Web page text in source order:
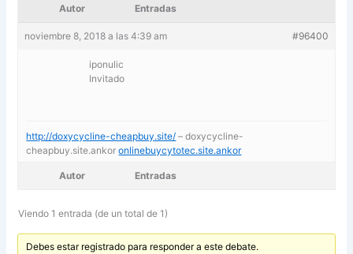
Autor Entradas
noviembre 8, 2018 a las 4:39 am #96400
iponulic
Invitado
http://doxycycline-cheapbuy.site/ – doxycycline-
cheapbuy.site.ankoronlinebuycytotec.site.ankor
Autor Entradas
Viendo 1 entrada (de un total de 1)
Debes estar registrado para responder a este debate.